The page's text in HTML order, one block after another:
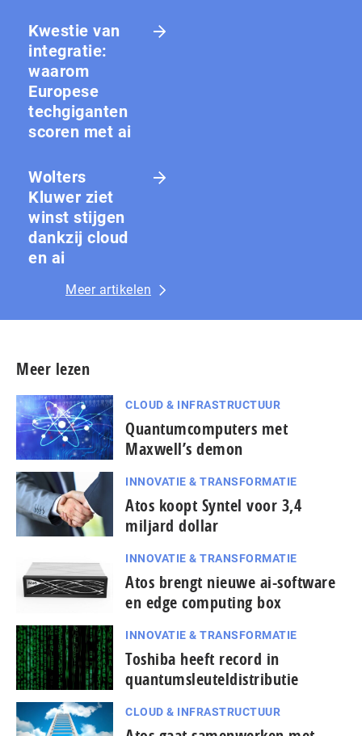
Kwestie van
integratie:
waarom
Europese
techgiganten
scoren met ai
Wolters
Kluwer ziet
winst stijgen
dankzij cloud
en ai
Meer artikelen
Meer lezen
CLOUD & INFRASTRUCTUUR
Quantumcomputers met
Maxwell’s demon
INNOVATIE & TRANSFORMATIE
Atos koopt Syntel voor 3,4
miljard dollar
INNOVATIE & TRANSFORMATIE
Atos brengt nieuwe ai-software
en edge computing box
INNOVATIE & TRANSFORMATIE
Toshiba heeft record in
quantumsleuteldistributie
CLOUD & INFRASTRUCTUUR